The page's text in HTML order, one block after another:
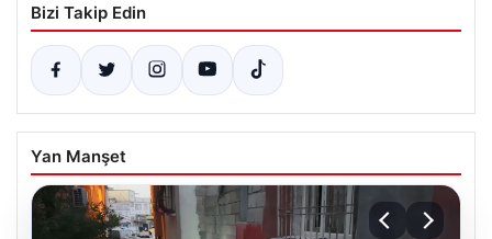
Bizi Takip Edin
Yan Manşet